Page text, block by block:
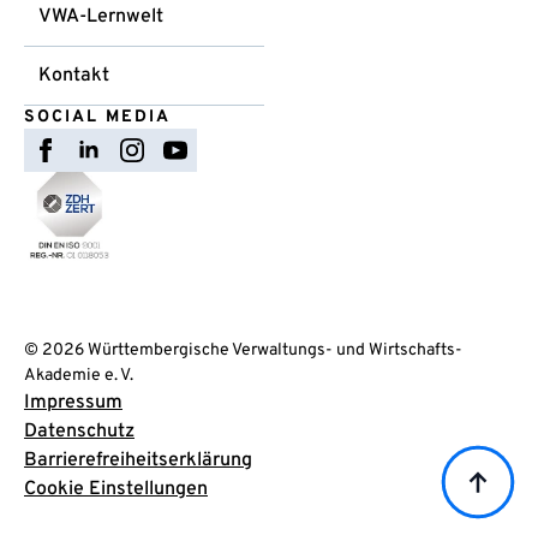
VWA-Lernwelt
Kontakt
SOCIAL MEDIA
© 2026 Württembergische Verwaltungs- und Wirtschafts-
Akademie e. V.
Impressum
Datenschutz
Barrierefreiheitserklärung
Cookie Einstellungen